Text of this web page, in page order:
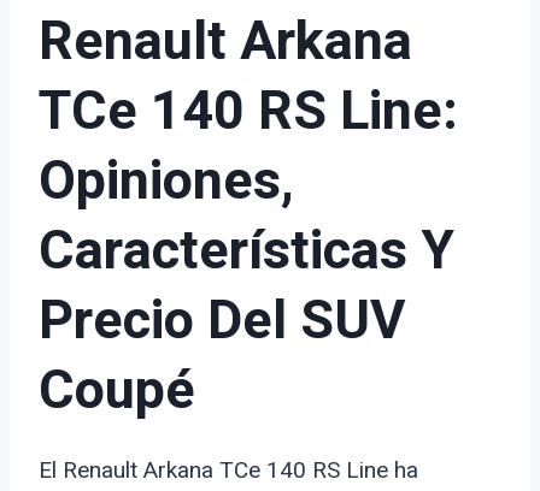
Renault Arkana
TCe 140 RS Line:
Opiniones,
Características Y
Precio Del SUV
Coupé
El Renault Arkana TCe 140 RS Line ha